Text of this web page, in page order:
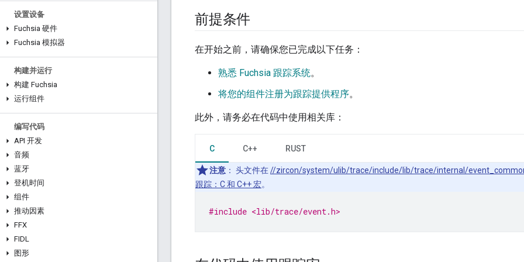
设置设备
Fuchsia 硬件
Fuchsia 模拟器
构建并运行
构建 Fuchsia
运行组件
编写代码
API 开发
音频
蓝牙
登机时间
组件
推动因素
FFX
FIDL
图形
前提条件
在开始之前，请确保您已完成以下任务：
熟悉 Fuchsia 跟踪系统。
将您的组件注册为跟踪提供程序。
此外，请务必在代码中使用相关库：
C C++ RUST
注意 ： 头文件在//zircon/system/ulib/trace/include/lib/trace/internal/
跟踪：C 和 C++ 宏。
#include <lib/trace/event.h>